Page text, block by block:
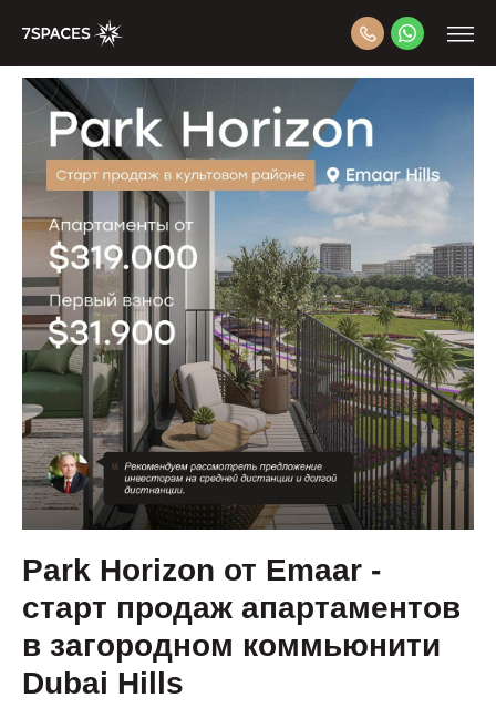
Park Horizon от Emaar -
старт продаж апартаментов
в загородном коммьюнити
Dubai Hills